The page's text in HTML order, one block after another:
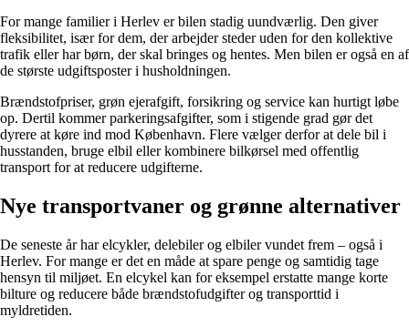
For mange familier i Herlev er bilen stadig uundværlig. Den giver
fleksibilitet, især for dem, der arbejder steder uden for den kollektive
trafik eller har børn, der skal bringes og hentes. Men bilen er også en af
de største udgiftsposter i husholdningen.
Brændstofpriser, grøn ejerafgift, forsikring og service kan hurtigt løbe
op. Dertil kommer parkeringsafgifter, som i stigende grad gør det
dyrere at køre ind mod København. Flere vælger derfor at dele bil i
husstanden, bruge elbil eller kombinere bilkørsel med offentlig
transport for at reducere udgifterne.
Nye transportvaner og grønne alternativer
De seneste år har elcykler, delebiler og elbiler vundet frem – også i
Herlev. For mange er det en måde at spare penge og samtidig tage
hensyn til miljøet. En elcykel kan for eksempel erstatte mange korte
bilture og reducere både brændstofudgifter og transporttid i
myldretiden.